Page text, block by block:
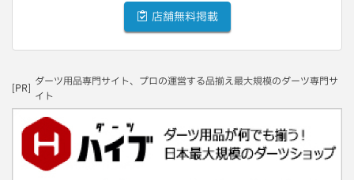
店舗無料掲載
[PR]
ダーツ用品専門サイト、プロの運営する品揃え最大規模のダーツ専門サ
イト